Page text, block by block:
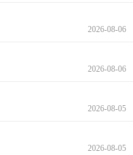
2026-08-06
2026-08-06
2026-08-05
2026-08-05